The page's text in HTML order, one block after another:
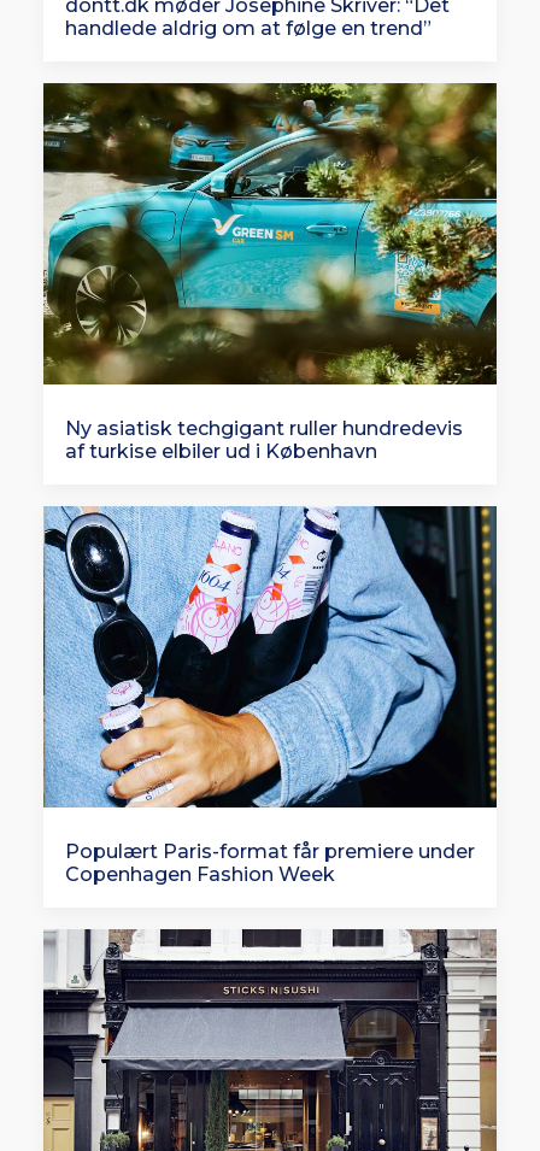
dontt.dk møder Josephine Skriver: “Det
handlede aldrig om at følge en trend”
Ny asiatisk techgigant ruller hundredevis
af turkise elbiler ud i København
Populært Paris-format får premiere under
Copenhagen Fashion Week